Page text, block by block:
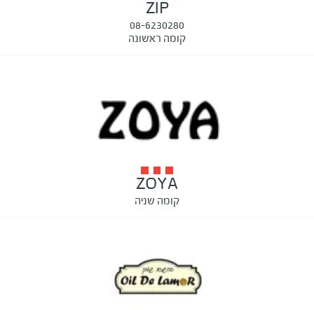
ZIP
08-6230280
קומה ראשונה
ZOYA
קומה שניה